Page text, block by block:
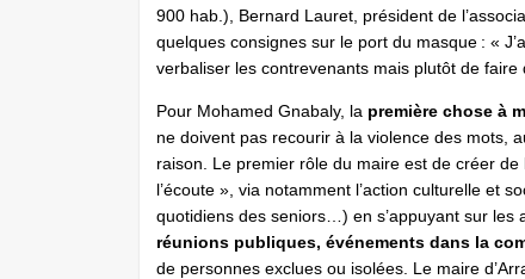
900 hab.), Bernard Lauret, président de
quelques consignes sur le port du masque : «
verbaliser les contrevenants mais plutôt de faire
Pour Mohamed Gnabaly, la première chose à
ne doivent pas recourir à la violence des mots,
raison. Le premier rôle du maire est de créer
l’écoute », via notamment l’action culturelle et
quotidiens des seniors…) en s’appuyant sur les
réunions publiques, événements dans la
de personnes exclues ou isolées. Le maire